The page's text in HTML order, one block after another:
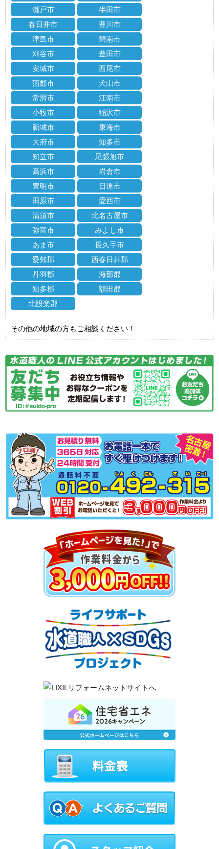
瀬戸市
半田市
春日井市
豊川市
津島市
碧南市
刈谷市
豊田市
安城市
西尾市
蒲郡市
犬山市
常滑市
江南市
小牧市
稲沢市
新城市
東海市
大府市
知多市
知立市
尾張旭市
高浜市
岩倉市
豊明市
日進市
田原市
愛西市
清須市
北名古屋市
弥富市
みよし市
あま市
長久手市
愛知郡
西春日井郡
丹羽郡
海部郡
知多郡
額田郡
北設楽郡
その他の地域の方もご相談ください！